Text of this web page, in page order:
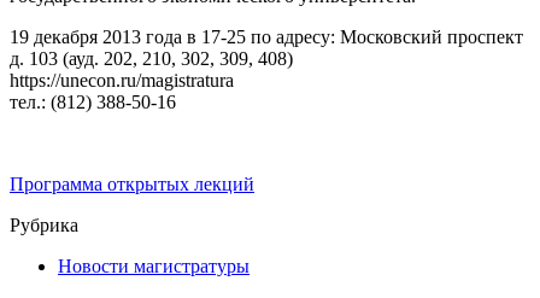
19 декабря 2013 года в 17-25 по адресу: Московский проспект
д. 103 (ауд. 202, 210, 302, 309, 408)
https://unecon.ru/magistratura
тел.: (812) 388-50-16
Программа открытых лекций
Рубрика
Новости магистратуры